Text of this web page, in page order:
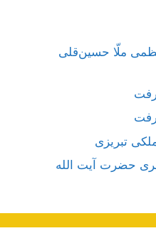
ملّا حسین‌قلی
تبریزی
حضرت آیت الله